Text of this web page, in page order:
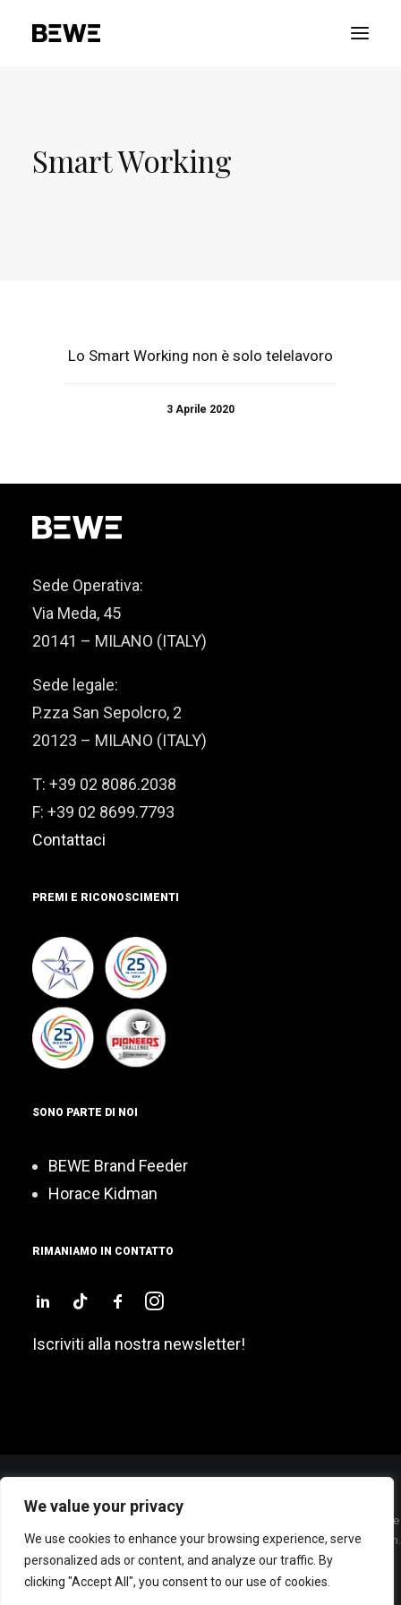
We value your privacy
We use cookies to enhance your browsing experience, serve
personalized ads or content, and analyze our traffic. By
clicking "Accept All", you consent to our use of cookies.
Smart Working
Lo Smart Working non è solo telelavoro
3 Aprile 2020
Sede Operativa:
Via Meda, 45
20141 – MILANO (ITALY)
Sede legale:
P.zza San Sepolcro, 2
20123 – MILANO (ITALY)
T: +39 02 8086.2038
F: +39 02 8699.7793
Contattaci
PREMI E RICONOSCIMENTI
SONO PARTE DI NOI
BEWE Brand Feeder
Horace Kidman
RIMANIAMO IN CONTATTO
Iscriviti alla nostra newsletter!
Sede Legale: P.zza San Sepolcro, 2 – 20123 – MILANO (ITALY) – Cap. Sociale
€ 60.000 Int. Vers. – Cod. Fisc./P. IVA e Iscrizione Registro Imprese di Milano n.
07285800962 – R.E.A. MI 1948551 –
© BEWE Srl, tutti i diritti riservati | Privacy policy